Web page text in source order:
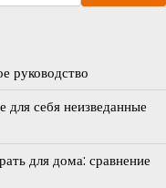
руководство
для себя неизведанные
для дома: сравнение